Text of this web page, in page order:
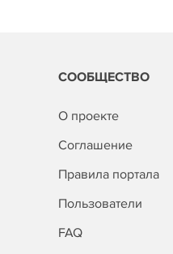
СООБЩЕСТВО
О проекте
Соглашение
Правила портала
Пользователи
FAQ